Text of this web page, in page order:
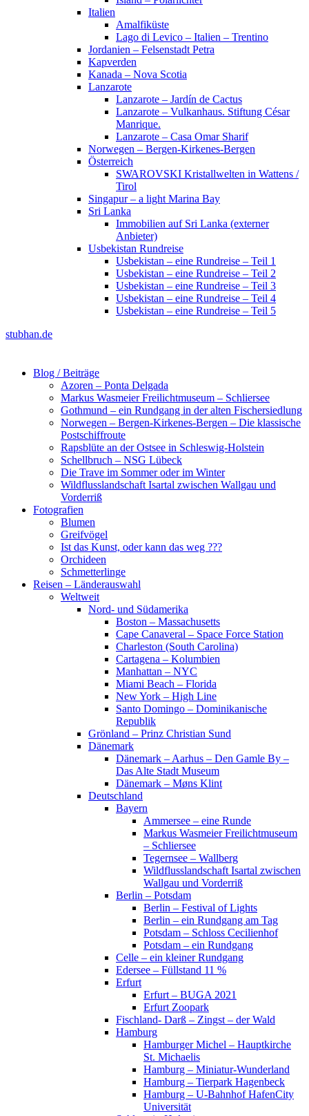
Italien
Amalfiküste
Lago di Levico – Italien – Trentino
Jordanien – Felsenstadt Petra
Kapverden
Kanada – Nova Scotia
Lanzarote
Lanzarote – Jardín de Cactus
Lanzarote – Vulkanhaus. Stiftung César
Manrique.
Lanzarote – Casa Omar Sharif
Norwegen – Bergen-Kirkenes-Bergen
Österreich
SWAROVSKI Kristallwelten in Wattens /
Tirol
Singapur – a light Marina Bay
Sri Lanka
Immobilien auf Sri Lanka (externer
Anbieter)
Usbekistan Rundreise
Usbekistan – eine Rundreise – Teil 1
Usbekistan – eine Rundreise – Teil 2
Usbekistan – eine Rundreise – Teil 3
Usbekistan – eine Rundreise – Teil 4
Usbekistan – eine Rundreise – Teil 5
stubhan.de
Blog / Beiträge
Azoren – Ponta Delgada
Markus Wasmeier Freilichtmuseum – Schliersee
Gothmund – ein Rundgang in der alten Fischersiedlung
Norwegen – Bergen-Kirkenes-Bergen – Die klassische
Postschiffroute
Rapsblüte an der Ostsee in Schleswig-Holstein
Schellbruch – NSG Lübeck
Die Trave im Sommer oder im Winter
Wildflusslandschaft Isartal zwischen Wallgau und
Vorderriß
Fotografien
Blumen
Greifvögel
Ist das Kunst, oder kann das weg ???
Orchideen
Schmetterlinge
Reisen – Länderauswahl
Weltweit
Nord- und Südamerika
Boston – Massachusetts
Cape Canaveral – Space Force Station
Charleston (South Carolina)
Cartagena – Kolumbien
Manhattan – NYC
Miami Beach – Florida
New York – High Line
Santo Domingo – Dominikanische
Republik
Grönland – Prinz Christian Sund
Dänemark
Dänemark – Aarhus – Den Gamle By –
Das Alte Stadt Museum
Dänemark – Møns Klint
Deutschland
Bayern
Ammersee – eine Runde
Markus Wasmeier Freilichtmuseum
– Schliersee
Tegernsee – Wallberg
Wildflusslandschaft Isartal zwischen
Wallgau und Vorderriß
Berlin – Potsdam
Berlin – Festival of Lights
Berlin – ein Rundgang am Tag
Potsdam – Schloss Cecilienhof
Potsdam – ein Rundgang
Celle – ein kleiner Rundgang
Edersee – Füllstand 11 %
Erfurt
Erfurt – BUGA 2021
Erfurt Zoopark
Fischland- Darß – Zingst – der Wald
Hamburg
Hamburger Michel – Hauptkirche
St. Michaelis
Hamburg – Miniatur-Wunderland
Hamburg – Tierpark Hagenbeck
Hamburg – U-Bahnhof HafenCity
Universität